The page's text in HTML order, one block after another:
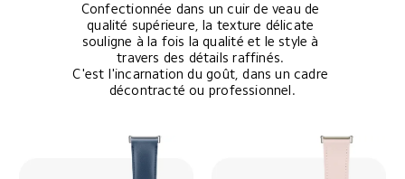
Confectionnée dans un cuir de veau de
qualité supérieure, la texture délicate
souligne à la fois la qualité et le style à
travers des détails raffinés.
C'est l'incarnation du goût, dans un cadre
décontracté ou professionnel.